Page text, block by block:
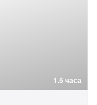
1.5 часа